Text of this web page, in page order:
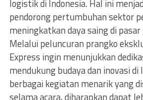
logistik di Indonesia. Hal ini
pendorong pertumbuhan sektor
meningkatkan daya saing di
Melalui peluncuran prangko
Express ingin menunjukkan
mendukung budaya dan inovasi di
berbagai kegiatan menarik yang
selama acara, diharapkan dapat